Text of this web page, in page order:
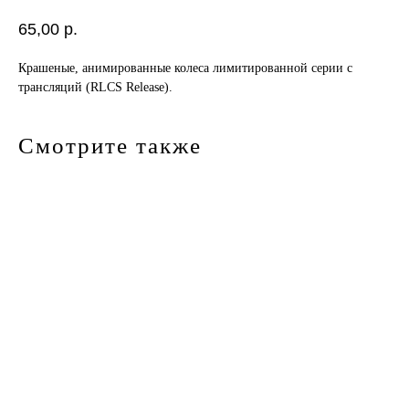
65,00 р.
Крашеные, анимированные колеса лимитированной серии с
трансляций (RLCS Release).
Смотрите также